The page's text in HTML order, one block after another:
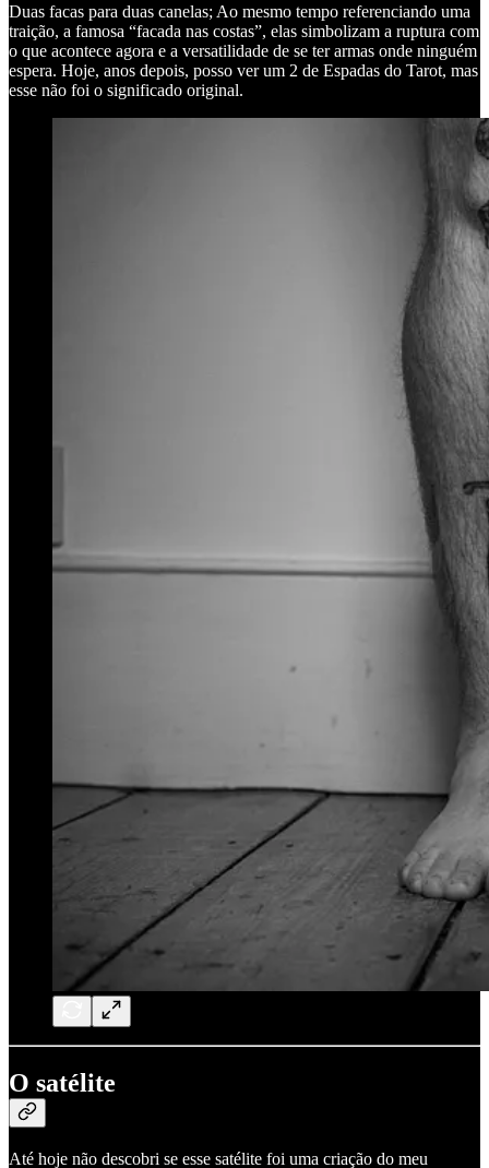
Duas facas para duas canelas; Ao mesmo tempo referenciando uma
traição, a famosa “facada nas costas”, elas simbolizam a ruptura com
o que acontece agora e a versatilidade de se ter armas onde ninguém
espera. Hoje, anos depois, posso ver um 2 de Espadas do Tarot, mas
esse não foi o significado original.
O satélite
Até hoje não descobri se esse satélite foi uma criação do meu